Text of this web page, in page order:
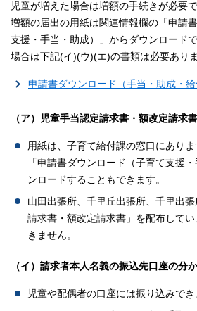
児童が増えた場合は増額の手続きが必要で
増額の届出の用紙は関連情報欄の「申請
支援・手当・助成）」からダウンロード
場合は下記(イ)(ウ)(エ)の書類は必要ありま
申請書ダウンロード（手当・助成・給
（ア）児童手当認定請求書・額改定請求書
用紙は、子育て給付課の窓口にあり
「申請書ダウンロード（子育て支援
ンロードすることもできます。
山田出張所、千里丘出張所、千里出
請求書・額改定請求書 」を配布して
きません。
（イ）請求者本人名義の振込先口座の分
児童や配偶者の口座には振り込みでき